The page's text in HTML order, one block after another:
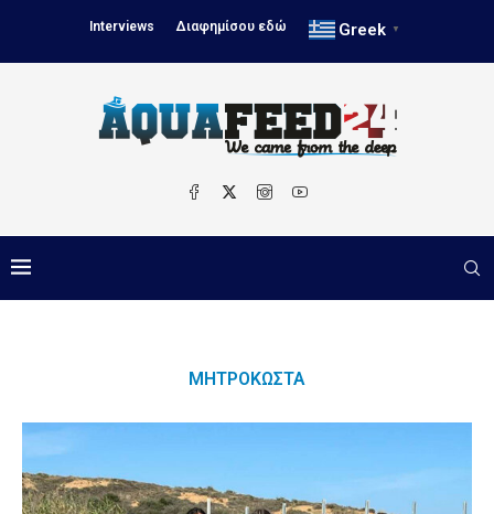
Interviews Διαφημίσου εδώ Greek ▼
ΜΗΤΡΟΚΏΣΤΑ